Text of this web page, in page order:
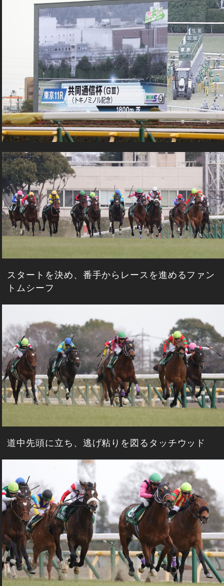
スタートを決め、番手からレースを進めるファン
トムシーフ
道中先頭に立ち、逃げ粘りを図るタッチウッド